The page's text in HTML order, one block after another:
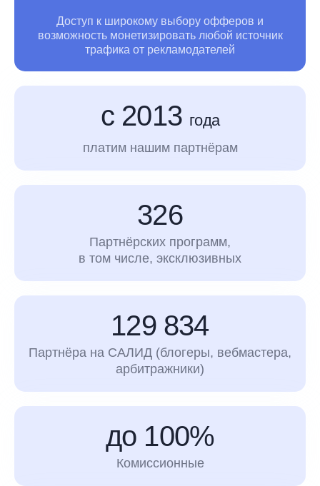
Доступ к широкому выбору офферов и
возможность монетизировать любой источник
трафика от рекламодателей
с 2013 года
платим нашим партнёрам
326
Партнёрских программ,
в том числе, эксклюзивных
129 834
Партнёра на САЛИД (блогеры, вебмастера,
арбитражники)
до 100%
Комиссионные